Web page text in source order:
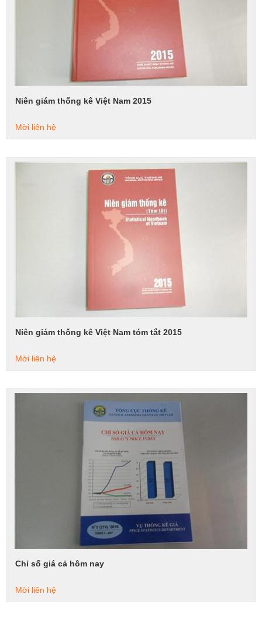
Xem tiếp
Niên giám thống kê Việt Nam 2015
Mời liên hệ
Xem tiếp
Niên giám thống kê Việt Nam tóm tắt 2015
Mời liên hệ
Chỉ số giá cả hôm nay
Mời liên hệ